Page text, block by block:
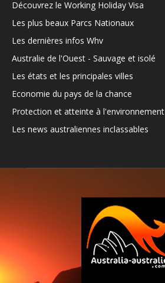
Découvrez le Working Holiday Visa
Les plus beaux Parcs Nationaux
Les dernières infos Whv
Australie de l'Ouest - Sauvage et isolé
Les états et les principales villes
Economie du pays de la chance
Protection et atteinte à l'environnement
Les news australiennes inclassables